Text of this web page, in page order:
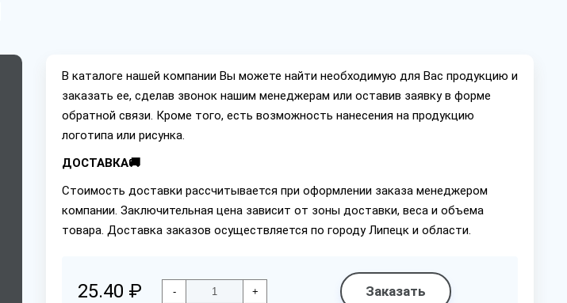
В каталоге нашей компании Вы можете найти необходимую для Вас продукцию и
заказать ее, сделав звонок нашим менеджерам или оставив заявку в форме
обратной связи. Кроме того, есть возможность нанесения на продукцию
логотипа или рисунка.
ДОСТАВКА🚚
Стоимость доставки рассчитывается при оформлении заказа менеджером
компании. Заключительная цена зависит от зоны доставки, веса и объема
товара. Доставка заказов осуществляется по городу Липецк и области.
25.40 ₽ - + Заказать